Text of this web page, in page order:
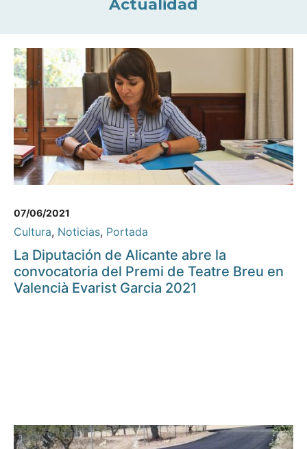
Actualidad
07/06/2021
Cultura, Noticias, Portada
La Diputación de Alicante abre la
convocatoria del Premi de Teatre Breu en
Valencià Evarist Garcia 2021